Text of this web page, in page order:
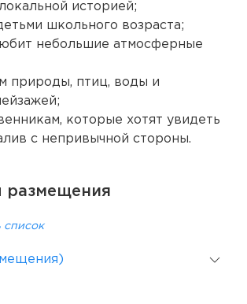
историей;
школьного возраста;
небольшие атмосферные
природы, птиц, воды и
которые хотят увидеть
с непривычной стороны.
размещения
список